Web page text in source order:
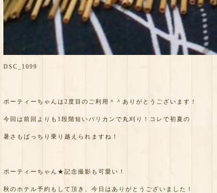
DSC_1099
ポーティーちゃんは2度目のご利用＾＾ありがとうございます！
今回は前回よりも1段階短いバリカンで丸刈り！コレで初夏の
暑さもばっちり乗り越えられますね！
ポーティーちゃん★記念撮影も可愛い！
秋のホテル予約もして頂き、今日はありがとうございました！